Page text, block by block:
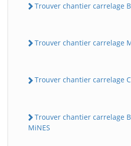
Trouver chantier carrelage
Trouver chantier carrelage
Trouver chantier carrelage
Trouver chantier carrelage
MiNES